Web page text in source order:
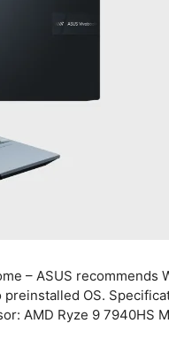
– ASUS
OS.
AMD Ryze 9 7940HS